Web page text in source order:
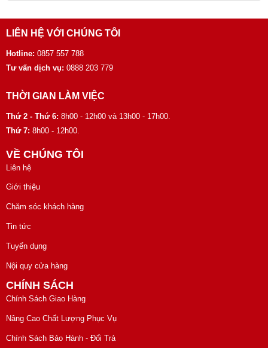
LIÊN HỆ VỚI CHÚNG TÔI
Hotline: 0857 557 788
Tư vấn dịch vụ: 0888 203 779
THỜI GIAN LÀM VIỆC
Thứ 2 - Thứ 6: 8h00 - 12h00 và 13h00 - 17h00.
Thứ 7: 8h00 - 12h00.
VỀ CHÚNG TÔI
Liên hệ
Giới thiệu
Chăm sóc khách hàng
Tin tức
Tuyển dụng
Nội quy cửa hàng
CHÍNH SÁCH
Chính Sách Giao Hàng
Nâng Cao Chất Lượng Phục Vụ
Chính Sách Bảo Hành - Đổi Trả